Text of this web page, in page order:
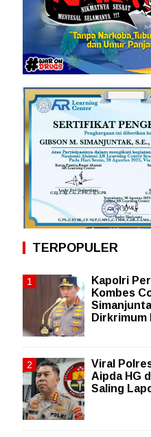
TERPOPULER
Kapolri
Kombes
Dirkrimum
Viral
Aipda HG
Saling